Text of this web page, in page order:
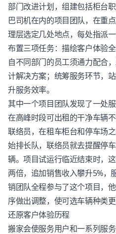
部门改进计划，组建包括柜台
巴司机在内的项目团队，在重
理层选定几处地点，每处指派
布置三项任务：描绘客户体验
自不同部门的员工须通力配合
计解决方案；统筹服务环节，
升服务效率。
其中一个项目团队发现了一处
在高峰时段可出租的干净车辆
联络员，在租车柜台和停车场
始排长队，联络员就去提醒停
辆。项目试运行临近结束时，
两倍，追加销售收入攀升5%，
销团队全程参与了这个项目，
序做出调整，使可选车辆种类
还原客户体验历程
搬家会使服务用户和一系列服